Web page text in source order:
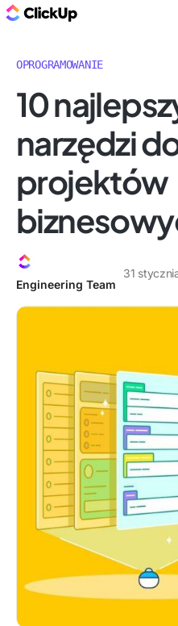
OPROGRAMOWANIE
10
narzędzi
projektów
Engineering Team
31